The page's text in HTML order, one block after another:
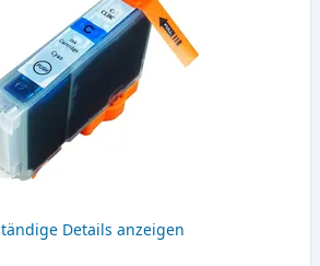
Details anzeigen